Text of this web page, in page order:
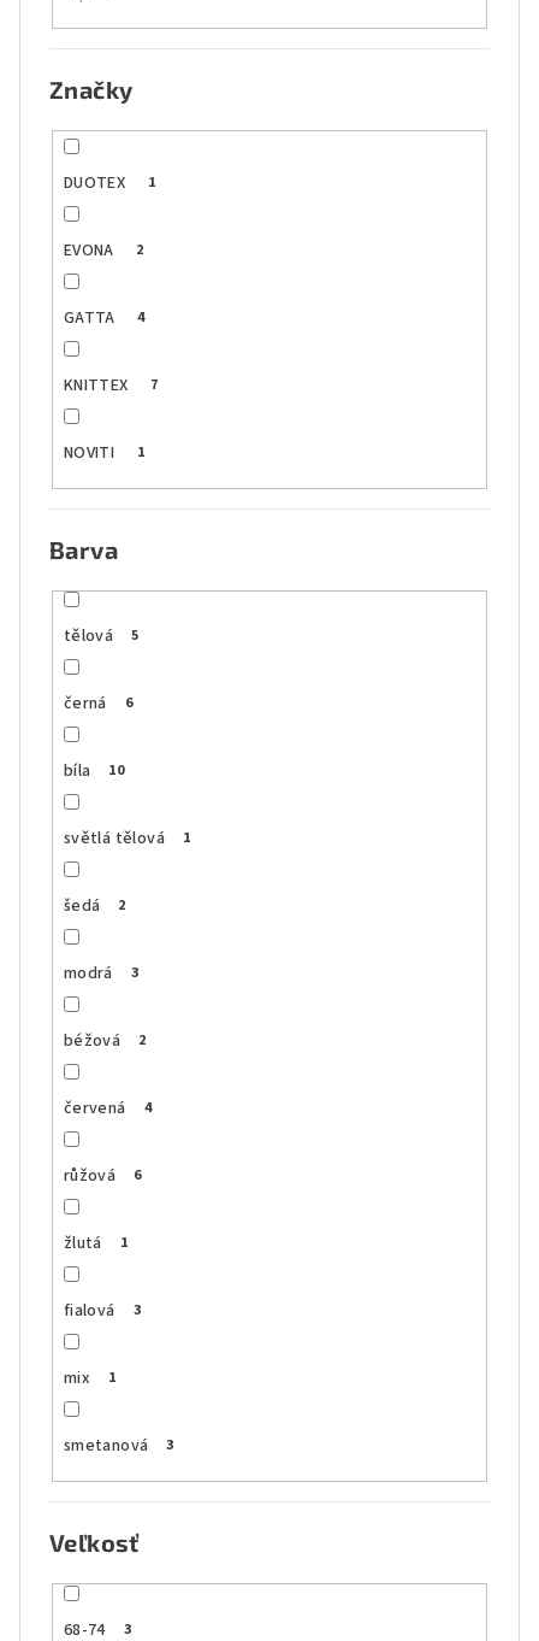
Značky
DUOTEX 1
EVONA 2
GATTA 4
KNITTEX 7
NOVITI 1
Barva
tělová 5
černá 6
bíla 10
světlá tělová 1
šedá 2
modrá 3
béžová 2
červená 4
růžová 6
žlutá 1
fialová 3
mix 1
smetanová 3
Veľkosť
68-74 3